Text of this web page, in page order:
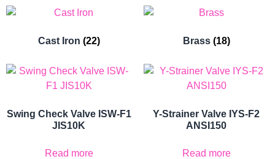
Cast Iron (22) Brass (18)
Swing Check Valve ISW-F1
JIS10K
Read more
Y-Strainer Valve IYS-F2
ANSI150
Read more